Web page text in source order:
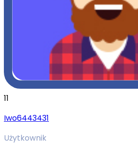
11
Iwo6443431
Użytkownik